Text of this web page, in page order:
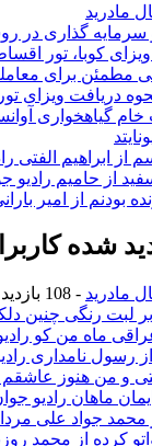
مادرید
گذاری در
کوبا، تور
مطمئن برای
دریافت ویزای
خام گیاهخواری
از ابراهیم الفتی
از حامیم رادیو
بودنم از امیر
شده
مادرید - 108 بازدید
بر لبت رنگی چنین
ماه من کو
از رسول نامداری
و من هنوز عاشقم
ماهان رادیو
محمد جواد علی
کرده از محمد